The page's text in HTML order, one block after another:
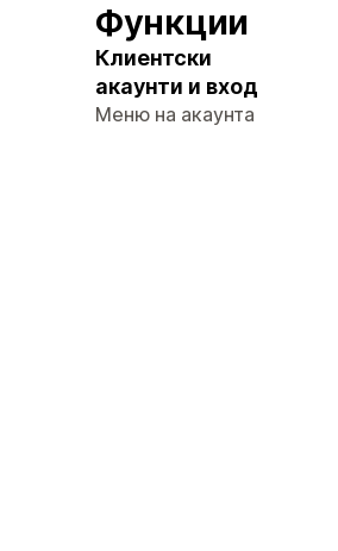
Функции
Клиентски
акаунти и вход
Меню на акаунта